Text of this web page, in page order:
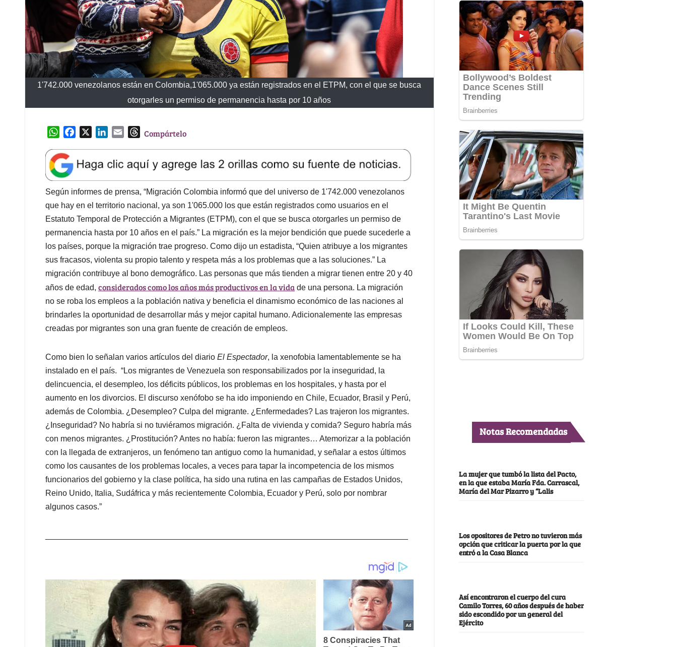
1'742.000 venezolanos están en Colombia,1'065.000 ya están registrados en el ETPM, con el que se busca
otorgarles un permiso de permanencia hasta por 10 años
W
a
t
s
A
p
p
e
b
o
o
k
k
e
d
I
n
l
T
e
a
d
s
Compártelo
Según informes de prensa, “Migración Colombia informó que del universo de 1'742.000 venezolanos
que hay en el territorio nacional, ya son 1'065.000 los que están registrados como usuarios en el
Estatuto Temporal de Protección a Migrantes (ETPM), con el que se busca otorgarles un permiso de
permanencia hasta por 10 años en el país.” La migración es la mejor bendición que puede sucederle a
los países, porque la migración trae progreso. Como dijo un estadista, “Quien atribuye a los migrantes
sus fracasos, violenta su propio talento y respeta más a los problemas que a las soluciones.” La
migración contribuye al bono demográfico. Las personas que más tienden a migrar tienen entre 20 y 40
años de edad, considerados como los años más productivos en la vida de una persona. La migración
no se roba los empleos a la población nativa y beneficia el dinamismo económico de las naciones al
brindarles la oportunidad de desarrollar más y mejor capital humano. Adicionalemente las empresas
creadas por migrantes son una gran fuente de creación de empleos.
Como bien lo señalan varios artículos del diario El Espectador, la xenofobia lamentablemente se ha
instalado en el país. “Los migrantes de Venezuela son responsabilizados por la inseguridad, la
delincuencia, el desempleo, los déficits públicos, los problemas en los hospitales, y hasta por el
aumento en los divorcios. El discurso xenófobo se ha ido imponiendo en Chile, Ecuador, Brasil y Perú,
además de Colombia. ¿Desempleo? Culpa del migrante. ¿Enfermedades? Las trajeron los migrantes.
¿Inseguridad? No habría si no tuviéramos migración. ¿Falta de vivienda y comida? Seguro habría más
con menos migrantes. ¿Prostitución? Antes no había: fueron las migrantes… Atemorizar a la población
con la llegada de extranjeros, un fenómeno tan antiguo como la humanidad, y señalar a estos últimos
como los causantes de los problemas locales, a veces para tapar la incompetencia de los mismos
funcionarios del gobierno y la clase política, ha sido una rutina en las campañas de Estados Unidos,
Reino Unido, Italia, Sudáfrica y más recientemente Colombia, Ecuador y Perú, solo por nombrar
algunos casos.”
Notas Recomendadas
La mujer que tumbó la lista del Pacto,
en la que estaba María Fda. Carrascal,
María del Mar Pizarro y “Lalis
Los opositores de Petro no tuvieron más
opción que criticar la puerta por la que
entró a la Casa Blanca
Así encontraron el cuerpo del cura
Camilo Torres, 60 años después de haber
sido escondido por un general del
Ejército